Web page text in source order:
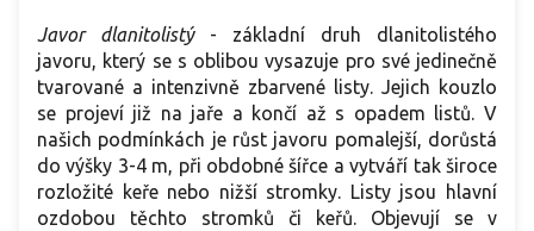
Javor dlanitolistý -
základní druh dlanitolistého
javoru, který se s oblibou vysazuje pro své jedinečně
tvarované a intenzivně zbarvené listy. Jejich kouzlo
se projeví již na jaře a končí až s opadem listů. V
našich podmínkách je růst javoru pomalejší, dorůstá
do výšky 3-4 m, při obdobné šířce a vytváří tak široce
rozložité keře nebo nižší stromky. Listy jsou hlavní
ozdobou těchto stromků či keřů. Objevují se v